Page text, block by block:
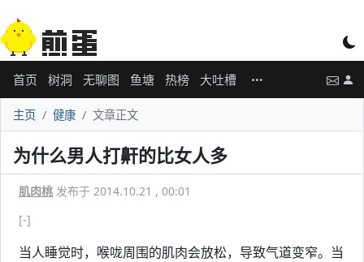
首页 树洞 无聊图 鱼塘 热榜 大吐槽
主页 健康 文章正文
为什么男人打鼾的比女人多
肌肉桃 发布于 2014.10.21 , 00:01
[-]
当人睡觉时，喉咙周围的肌肉会放松，导致气道变窄。当